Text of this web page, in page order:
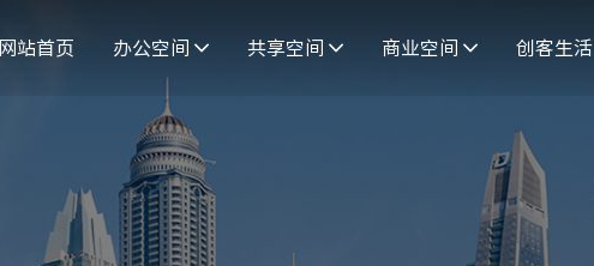
网站首页 办公空间 共享空间 商业空间 创客生活